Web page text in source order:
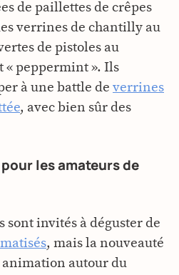
de paillettes de crêpes
verrines de chantilly au
de pistoles au
« peppermint ». Ils
à une battle de verrines
, avec bien sûr des
les amateurs de
sont invités à déguster de
, mais la nouveauté
animation autour du